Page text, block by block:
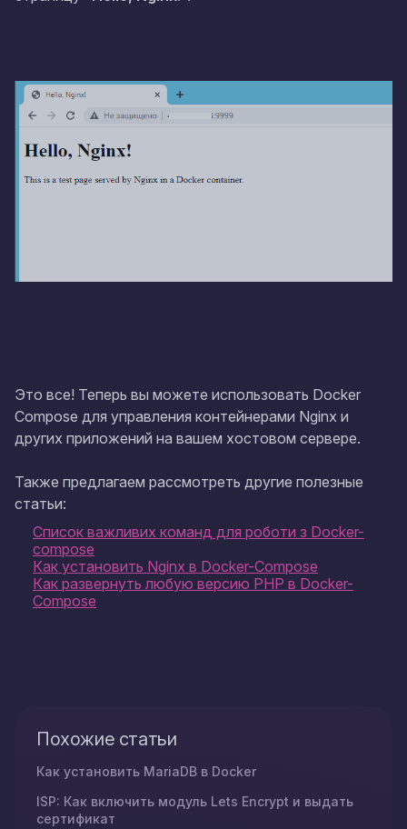
Это все! Теперь вы можете использовать Docker
Compose для управления контейнерами Nginx и
других приложений на вашем хостовом сервере.
Также предлагаем рассмотреть другие полезные
статьи:
Список важливих команд для роботи з Docker-
compose
Как установить Nginx в Docker-Compose
Как развернуть любую версию PHP в Docker-
Compose
Похожие статьи
Как установить MariaDB в Docker
ISP: Как включить модуль Lets Encrypt и выдать
сертификат